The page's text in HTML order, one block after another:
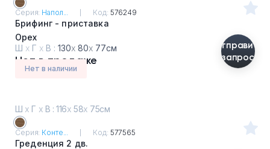
Серия: Напол... Код: 576249
Брифинг - приставка
Орех
Ш х Г х В : 130х 80х 77см
Нет в продаже
Нет в наличии
Отправить
запрос
Ш х Г х В : 116х 58х 75см
Серия: Конте... Код: 577565
Греденция 2 дв.